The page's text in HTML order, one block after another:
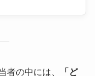
者の中には、
「ど